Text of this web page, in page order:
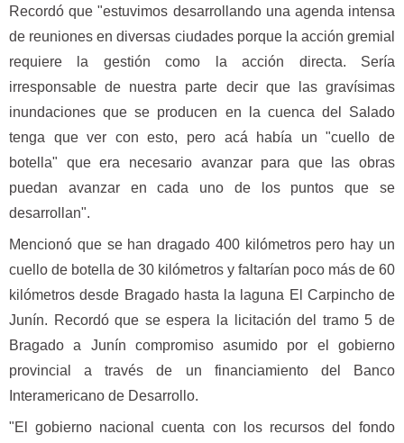
Recordó que "estuvimos desarrollando una agenda intensa
de reuniones en diversas ciudades porque la acción gremial
requiere la gestión como la acción directa. Sería
irresponsable de nuestra parte decir que las gravísimas
inundaciones que se producen en la cuenca del Salado
tenga que ver con esto, pero acá había un "cuello de
botella" que era necesario avanzar para que las obras
puedan avanzar en cada uno de los puntos que se
desarrollan".
Mencionó que se han dragado 400 kilómetros pero hay un
cuello de botella de 30 kilómetros y faltarían poco más de 60
kilómetros desde Bragado hasta la laguna El Carpincho de
Junín. Recordó que se espera la licitación del tramo 5 de
Bragado a Junín compromiso asumido por el gobierno
provincial a través de un financiamiento del Banco
Interamericano de Desarrollo.
"El gobierno nacional cuenta con los recursos del fondo